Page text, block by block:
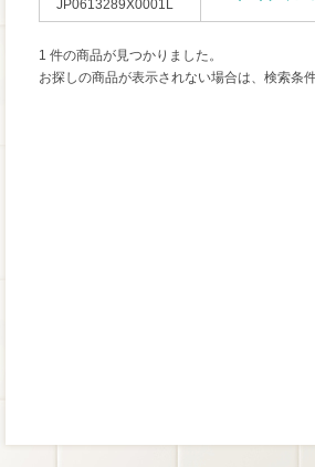
JP0613289X0001L
1 件の商品が見つかりました。
お探しの商品が表示されない場合は、検索条